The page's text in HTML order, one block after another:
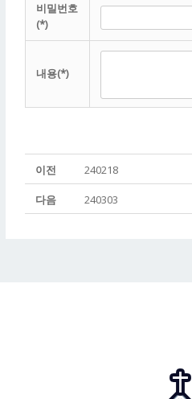
비밀번호
(*)
내용(*)
이전 240218
다음 240303